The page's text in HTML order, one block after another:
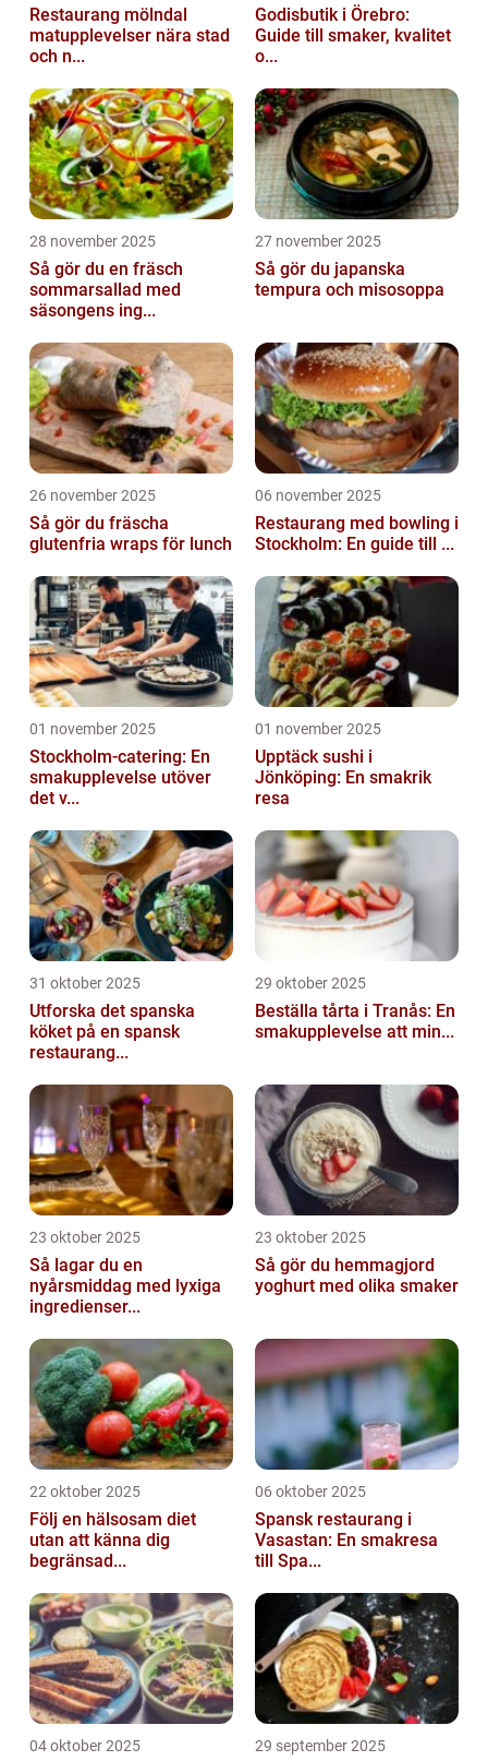
Restaurang mölndal
matupplevelser nära stad
och n...
Godisbutik i Örebro:
Guide till smaker, kvalitet
o...
28 november 2025
Så gör du en fräsch
sommarsallad med
säsongens ing...
27 november 2025
Så gör du japanska
tempura och misosoppa
26 november 2025
Så gör du fräscha
glutenfria wraps för lunch
06 november 2025
Restaurang med bowling i
Stockholm: En guide till ...
01 november 2025
Stockholm-catering: En
smakupplevelse utöver
det v...
01 november 2025
Upptäck sushi i
Jönköping: En smakrik
resa
31 oktober 2025
Utforska det spanska
köket på en spansk
restaurang...
29 oktober 2025
Beställa tårta i Tranås: En
smakupplevelse att min...
23 oktober 2025
Så lagar du en
nyårsmiddag med lyxiga
ingredienser...
23 oktober 2025
Så gör du hemmagjord
yoghurt med olika smaker
22 oktober 2025
Följ en hälsosam diet
utan att känna dig
begränsad...
06 oktober 2025
Spansk restaurang i
Vasastan: En smakresa
till Spa...
04 oktober 2025 29 september 2025